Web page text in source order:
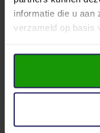
informatie die u aan
verzameld op basis
Volledig gerenoveerd
Eigen toilettengroep
Bouwvorm
Bestaande bouw
Bouwjaar
Oppervlakte object
Je makelaar voor